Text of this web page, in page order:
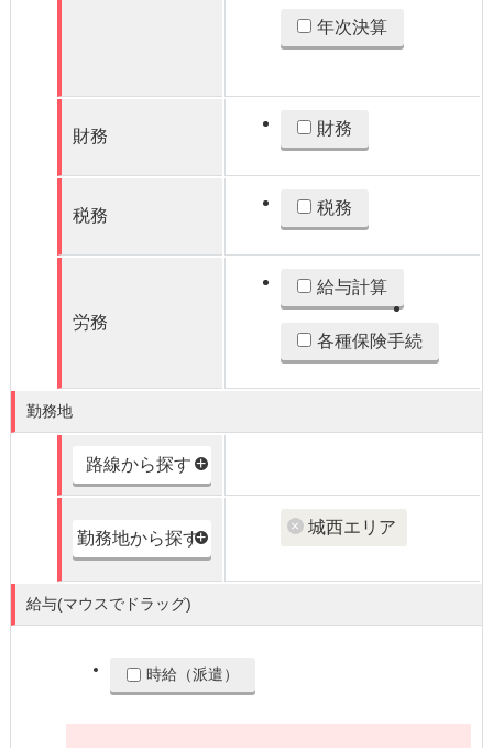
年次決算
財務 財務
税務 税務
労務
給与計算
各種保険手続
勤務地
路線から探す
勤務地から探す
城西エリア
給与(マウスでドラッグ)
時給（派遣）